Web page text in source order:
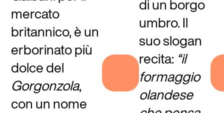
mercato
britannico, è un
erborinato più
dolce del
Gorgonzola,
con un nome
di un borgo
umbro. Il
suo slogan
recita: “il
formaggio
olandese